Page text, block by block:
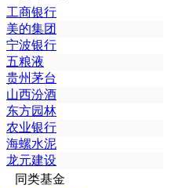
工商银行
美的集团
宁波银行
五粮液
贵州茅台
山西汾酒
东方园林
农业银行
海螺水泥
龙元建设
同类基金